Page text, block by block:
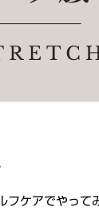
フケアでやって